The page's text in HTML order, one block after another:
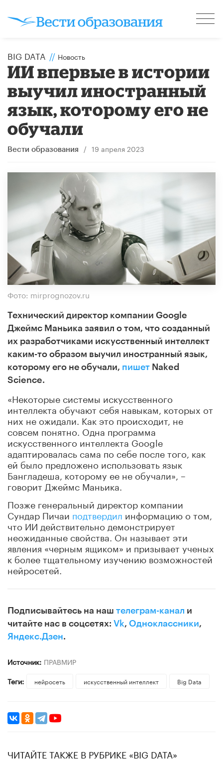
BIG DATA // Новость
ИИ впервые в истории
выучил иностранный
язык, которому его не
обучали
Вести образования / 19 апреля 2023
Фото: mirprognozov.ru
Технический директор компании Google
Джеймс Маньика заявил о том, что созданный
их разработчиками искусственный интеллект
каким-то образом выучил иностранный язык,
которому его не обучали, пишет Naked
Science.
«Некоторые системы искусственного
интеллекта обучают себя навыкам, которых от
них не ожидали. Как это происходит, не
совсем понятно. Одна программа
искусственного интеллекта Google
адаптировалась сама по себе после того, как
ей было предложено использовать язык
Бангладеша, которому ее не обучали», –
говорит Джеймс Маньика.
Позже генеральный директор компании
Сундар Пичаи подтвердил информацию о том,
что ИИ действительно демонстрирует
неожиданные свойства. Он называет эти
явления «черным ящиком» и призывает ученых
к более тщательному изучению возможностей
нейросетей.
Подписывайтесь на наш телеграм-канал и
читайте нас в соцсетях: Vk, Одноклассники,
Яндекс.Дзен.
Источник: ПРАВМИР
Теги:
нейросеть искусственный интеллект Big Data
ЧИТАЙТЕ ТАКЖЕ В РУБРИКЕ «BIG DATA»